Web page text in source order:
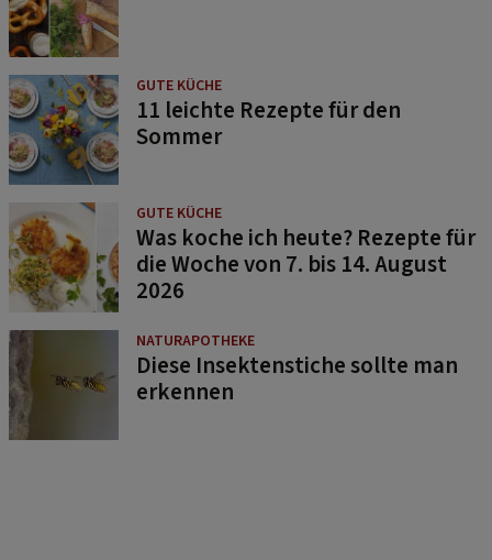
GUTE KÜCHE
11 leichte Rezepte für den
Sommer
GUTE KÜCHE
Was koche ich heute? Rezepte für
die Woche von 7. bis 14. August
2026
NATURAPOTHEKE
Diese Insektenstiche sollte man
erkennen